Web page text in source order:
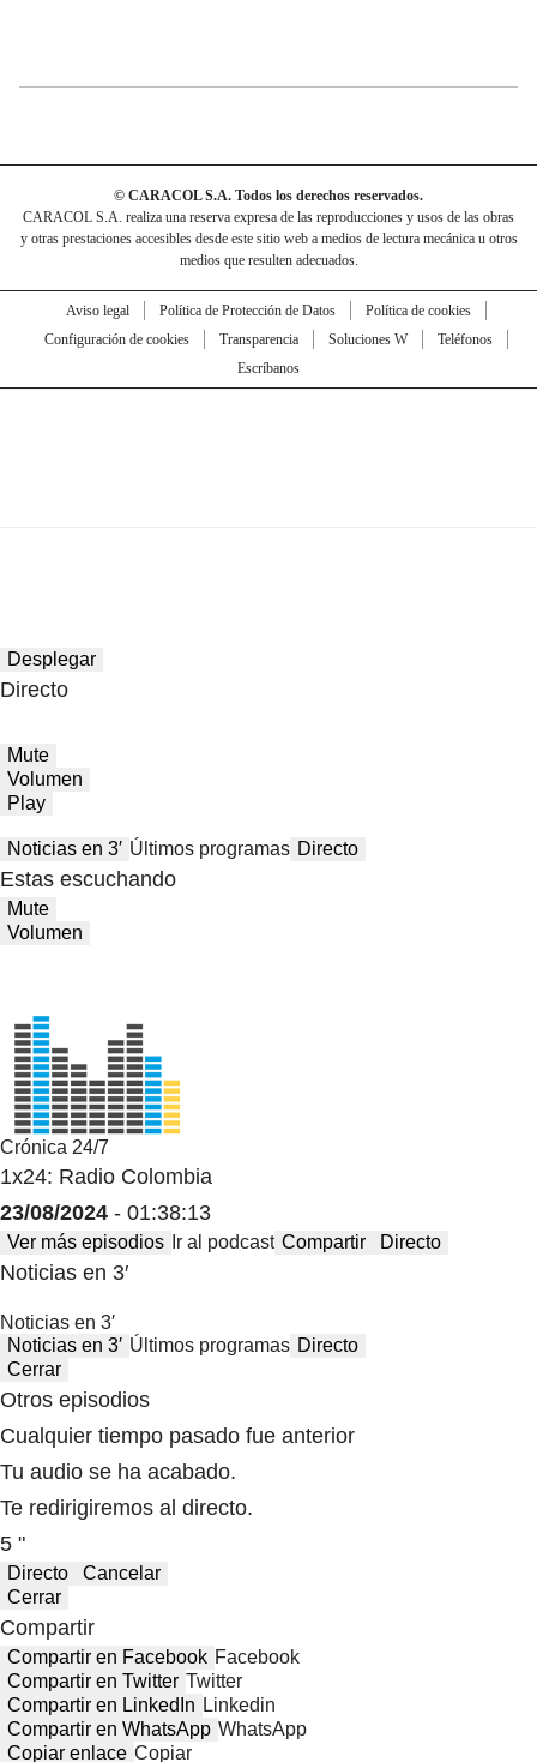
© CARACOL S.A. Todos los derechos reservados.
CARACOL S.A. realiza una reserva expresa de las reproducciones y usos de las obras
y otras prestaciones accesibles desde este sitio web a medios de lectura mecánica u otros
medios que resulten adecuados.
Aviso legal Política de Protección de Datos
Política de cookies
Configuración de cookies
Transparencia Soluciones W
Teléfonos
Escríbanos
Desplegar
Directo
Mute
Volumen
Play
Noticias en 3′ Últimos programas Directo
Estas escuchando
Mute
Volumen
Crónica 24/7
1x24: Radio Colombia
23/08/2024 - 01:38:13
Ver más episodios Ir al podcast Compartir Directo
Noticias en 3′
Noticias en 3′
Noticias en 3′ Últimos programas Directo
Cerrar
Otros episodios
Cualquier tiempo pasado fue anterior
Tu audio se ha acabado.
Te redirigiremos al directo.
5 "
Directo
Cancelar
Cerrar
Compartir
Compartir en Facebook Facebook
Compartir en Twitter Twitter
Compartir en LinkedIn Linkedin
Compartir en WhatsApp WhatsApp
Copiar enlace Copiar